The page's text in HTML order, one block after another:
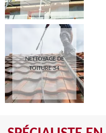
NETTOYAGE DE
TOITURE 34